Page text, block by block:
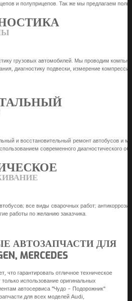
и полуприцепов. Так же мы предлагаем
грузовых автомобилей. Мы проводим
диагностику подвески, измерение
и восстановительный ремонт автобусов и
современного диагностического
все виды сварочных работ;
работы по желанию заказчика.
АВТОЗАПЧАСТИ ДЛЯ
MERCEDES
что гарантировать отличное техническое
использование оригинальных
автосервиса "Чудо - Подорожник"
для всех моделей Audi,